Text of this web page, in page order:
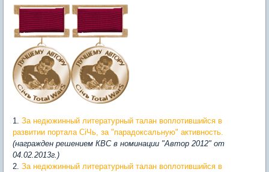
1. За недюжинный литературный талан воплотившийся в
развитии портала СіЧь, за "парадоксальную" активность.
(награжден решением КВС в номинации "Автор 2012" от
04.02.2013г.)
2. За недюжинный литературный талан воплотившийся в